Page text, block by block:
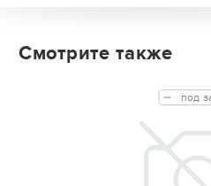
Смотрите также
под